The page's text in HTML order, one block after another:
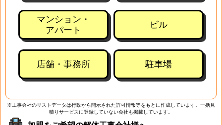
マンション・
アパート
ビル
店舗・事務所 駐車場
※工事会社のリストデータは行政から開示された許可情報等をもとに作成しています。一括見
積りサービスに登録していない会社も掲載しています。